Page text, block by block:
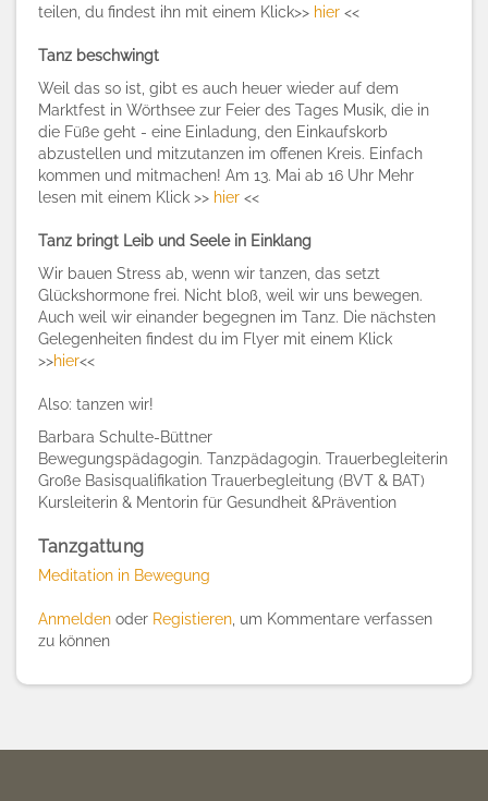
teilen, du findest ihn mit einem Klick>> hier <<
Tanz beschwingt
Weil das so ist, gibt es auch heuer wieder auf dem
Marktfest in Wörthsee zur Feier des Tages Musik, die in
die Füße geht - eine Einladung, den Einkaufskorb
abzustellen und mitzutanzen im offenen Kreis. Einfach
kommen und mitmachen! Am 13. Mai ab 16 Uhr Mehr
lesen mit einem Klick >> hier <<
Tanz bringt Leib und Seele in Einklang
Wir bauen Stress ab, wenn wir tanzen, das setzt
Glückshormone frei. Nicht bloß, weil wir uns bewegen.
Auch weil wir einander begegnen im Tanz. Die nächsten
Gelegenheiten findest du im Flyer mit einem Klick
>>hier<<
Also: tanzen wir!
Barbara Schulte-Büttner
Bewegungspädagogin. Tanzpädagogin. Trauerbegleiterin
Große Basisqualifikation Trauerbegleitung (BVT & BAT)
Kursleiterin & Mentorin für Gesundheit &Prävention
Tanzgattung
Meditation in Bewegung
Anmelden oder Registieren , um Kommentare verfassen
zu können